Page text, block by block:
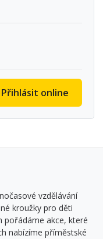
Přihlásit online
vzdělávání
kroužky pro děti
pořádáme akce, které
nabízíme příměstské